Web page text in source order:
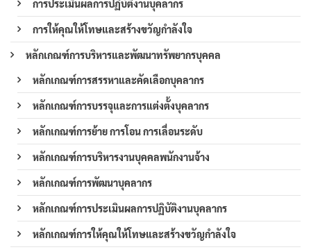
การประเมินผลการปฏิบัติงานบุคลากร
การให้คุณให้โทษและสร้างขวัญกำลังใจ
หลักเกณฑ์การบริหารและพัฒนาทรัพยากรบุคคล
หลักเกณฑ์การสรรหาและคัดเลือกบุคลากร
หลักเกณฑ์การบรรจุและการแต่งตั้งบุคลากร
หลักเกณฑ์การย้าย การโอน การเลื่อนระดับ
หลักเกณฑ์การบริหารงานบุคคลพนักงานจ้าง
หลักเกณฑ์การพัฒนาบุคลากร
หลักเกณฑ์การประเมินผลการปฏิบัติงานบุคลากร
หลักเกณฑ์การให้คุณให้โทษและสร้างขวัญกำลังใจ